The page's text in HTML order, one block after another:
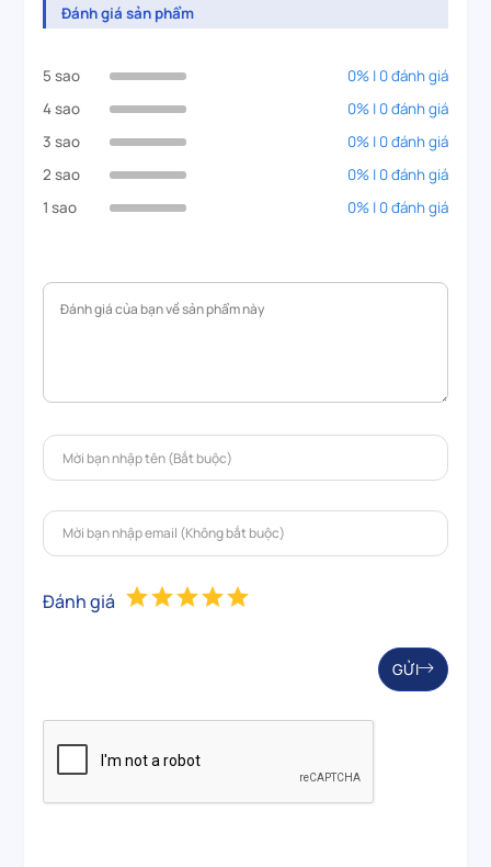
Đánh giá sản phẩm
5 sao
0% | 0 đánh giá
4 sao
0% | 0 đánh giá
3 sao
0% | 0 đánh giá
2 sao
0% | 0 đánh giá
1 sao
0% | 0 đánh giá
Đánh giá
GỬI